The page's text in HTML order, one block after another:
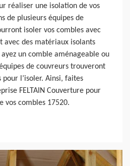
réaliser une isolation de vos
de plusieurs équipes de
isoler vos combles avec
avec des matériaux isolants
un comble aménageable ou
de couvreurs trouveront
l’isoler. Ainsi, faites
FELTAIN Couverture pour
vos combles 17520.